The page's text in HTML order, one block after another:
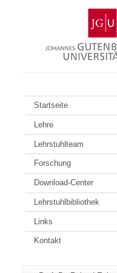
Gutenberg-
Universität
Mainz
Startseite
Lehre
Lehrstuhlteam
Forschung
Download-Center
Lehrstuhlbibliothek
Links
Kontakt